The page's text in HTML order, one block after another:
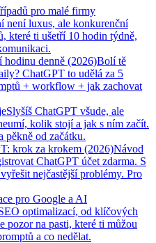
pro malé firmy
není luxus, ale konkurenční
které ti ušetří 10 hodin týdně,
hodinu denně (2026)Bolí tě
ChatGPT to udělá za 5
+ workflow + jak zachovat
Slyšíš ChatGPT všude, ale
kolik stojí a jak s ním začít.
pěkně od začátku.
krok za krokem (2026)Návod
ChatGPT účet zdarma. S
nejčastější problémy. Pro
pro Google a AI
optimalizací, od klíčových
pozor na pasti, které ti můžou
a co nedělat.